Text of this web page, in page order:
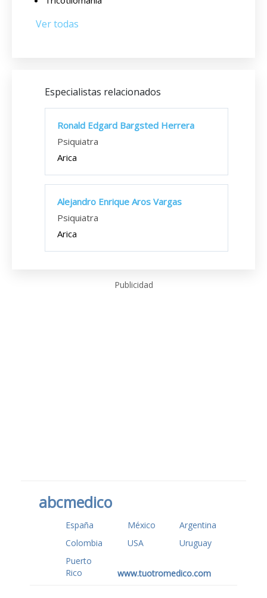
Ver todas
Especialistas relacionados
Ronald Edgard Bargsted Herrera
Psiquiatra
Arica
Alejandro Enrique Aros Vargas
Psiquiatra
Arica
Publicidad
abcmedico
España México
Argentina
Colombia
USA
Uruguay
Puerto
Rico
www.tuotromedico.com